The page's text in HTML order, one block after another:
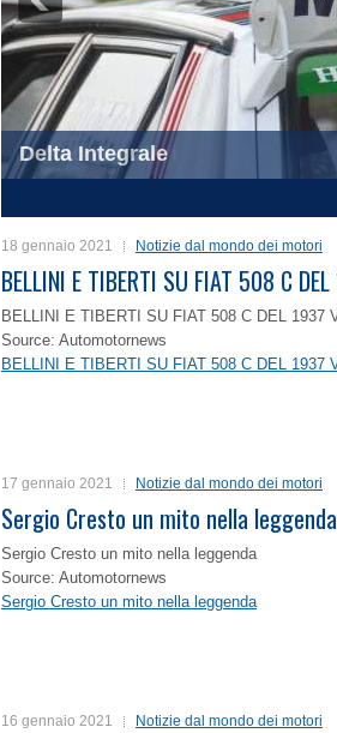
Delta Integrale
Trofeo Nuvolari
18 gennaio 2021 Notizie dal mondo dei motori
BELLINI E TIBERTI SU FIAT 508 C
BELLINI E TIBERTI SU FIAT 508 C DEL 1937
Source: Automotornews
BELLINI E TIBERTI SU FIAT 508 C DEL 1937
17 gennaio 2021 Notizie dal mondo dei motori
Sergio Cresto un mito nella leggenda
Sergio Cresto un mito nella leggenda
Source: Automotornews
Sergio Cresto un mito nella leggenda
16 gennaio 2021 Notizie dal mondo dei motori